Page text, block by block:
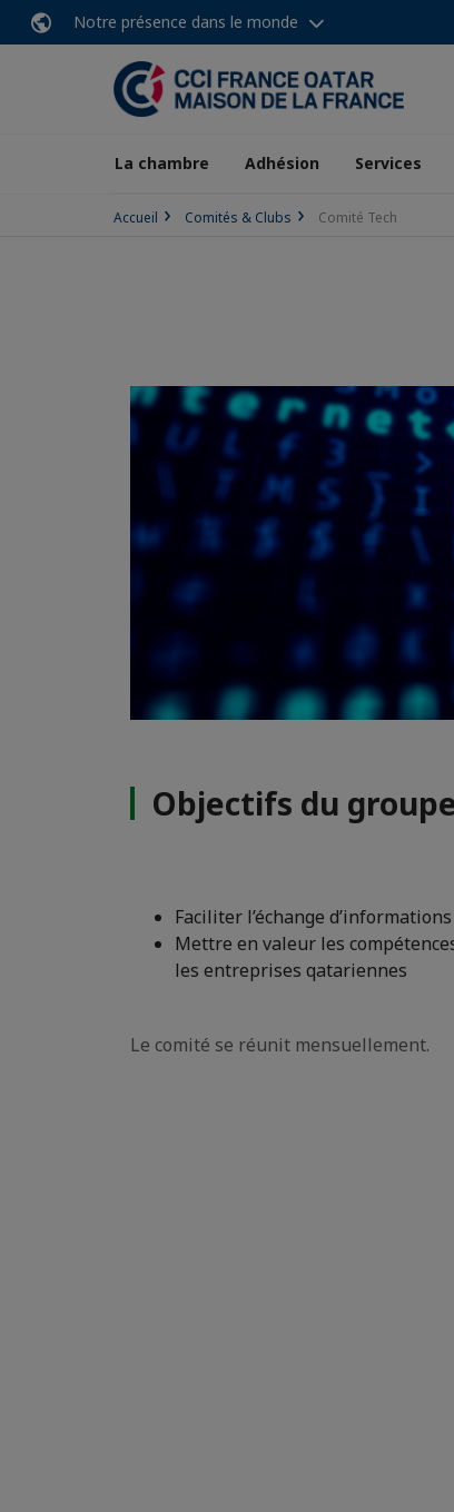
Notre présence dans le monde
La chambre Adhésion Services
Accueil Comités & Clubs Comité Tech
Objectifs du
Faciliter l’échange
Mettre en valeur les
les entreprises qatariennes
Le comité se réunit mensuellement.